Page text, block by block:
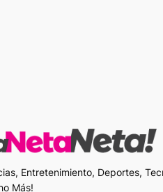
Entretenimiento, Deportes,
Más!